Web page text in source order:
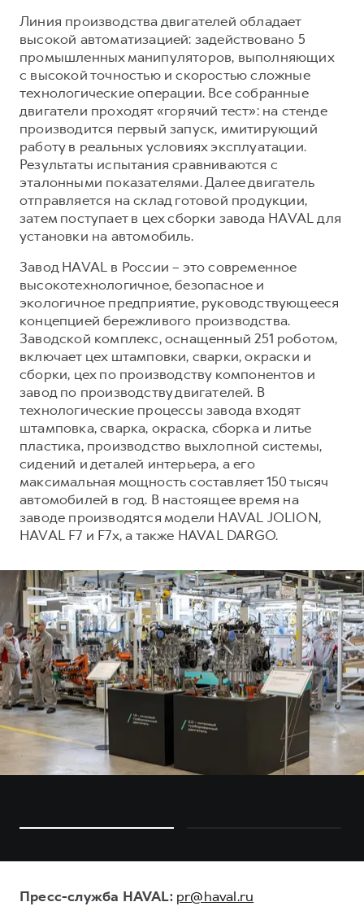
Линия производства двигателей обладает
высокой автоматизацией: задействовано 5
промышленных манипуляторов, выполняющих
с высокой точностью и скоростью сложные
технологические операции. Все собранные
двигатели проходят «горячий тест»: на стенде
производится первый запуск, имитирующий
работу в реальных условиях эксплуатации.
Результаты испытания сравниваются с
эталонными показателями. Далее двигатель
отправляется на склад готовой продукции,
затем поступает в цех сборки завода HAVAL для
установки на автомобиль.
Завод HAVAL в России – это современное
высокотехнологичное, безопасное и
экологичное предприятие, руководствующееся
концепцией бережливого производства.
Заводской комплекс, оснащенный 251 роботом,
включает цех штамповки, сварки, окраски и
сборки, цех по производству компонентов и
завод по производству двигателей. В
технологические процессы завода входят
штамповка, сварка, окраска, сборка и литье
пластика, производство выхлопной системы,
сидений и деталей интерьера, а его
максимальная мощность составляет 150 тысяч
автомобилей в год. В настоящее время на
заводе производятся модели HAVAL JOLION,
HAVAL F7 и F7x, а также HAVAL DARGO.
Пресс-служба HAVAL: pr@haval.ru